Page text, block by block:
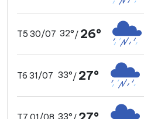
T5 30/07 32°/ 26°
T6 31/07 33°/ 27°